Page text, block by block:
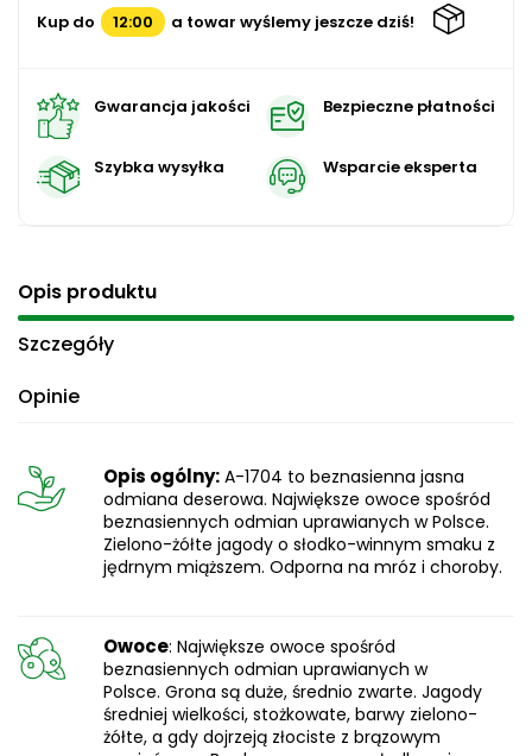
Kup do 12:00 a towar wyślemy jeszcze dziś!
Gwarancja jakości Bezpieczne płatności
Szybka wysyłka Wsparcie eksperta
Opis produktu
Szczegóły
Opinie
Opis ogólny: A-1704 to beznasienna jasna
odmiana deserowa. Największe owoce spośród
beznasiennych odmian uprawianych w Polsce.
Zielono-żółte jagody o słodko-winnym smaku z
jędrnym miąższem. Odporna na mróz i choroby.
Owoce: Największe owoce spośród
beznasiennych odmian uprawianych w
Polsce. Grona są duże, średnio zwarte. Jagody
średniej wielkości, stożkowate, barwy zielono-
żółte, a gdy dojrzeją złociste z brązowym